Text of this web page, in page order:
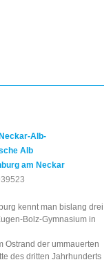
Alb-
Alb
am Neckar
kennt man bislang drei
Bolz-Gymnasium in
Ostrand der ummauerten
des dritten Jahrhunderts